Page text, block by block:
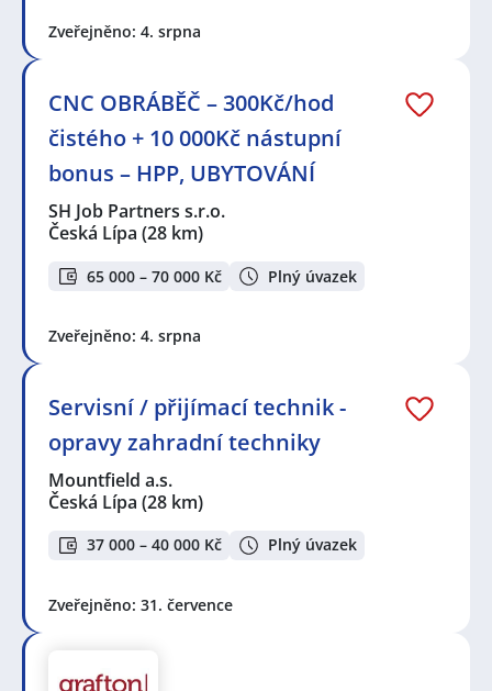
Zveřejněno: 4. srpna
CNC OBRÁBĚČ – 300Kč/hod
čistého + 10 000Kč nástupní
bonus – HPP, UBYTOVÁNÍ
SH Job Partners s.r.o.
Česká Lípa (28 km)
65 000 – 70 000 Kč Plný úvazek
Zveřejněno: 4. srpna
Servisní / přijímací technik -
opravy zahradní techniky
Mountfield a.s.
Česká Lípa (28 km)
37 000 – 40 000 Kč Plný úvazek
Zveřejněno: 31. července